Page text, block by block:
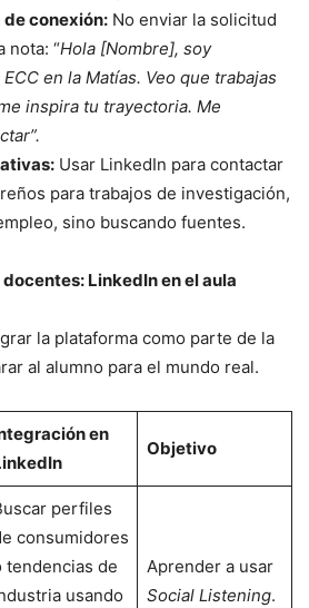
conexión: No enviar la solicitud
nota: “Hola [Nombre], soy
en la Matías. Veo que trabajas
inspira tu trayectoria. Me
Usar LinkedIn para contactar
para trabajos de investigación,
sino buscando fuentes.
LinkedIn en el aula
la plataforma como parte de la
al alumno para el mundo real.
en
Objetivo
perfiles
consumidores
tendencias de
usando
Aprender a usar
Social Listening.